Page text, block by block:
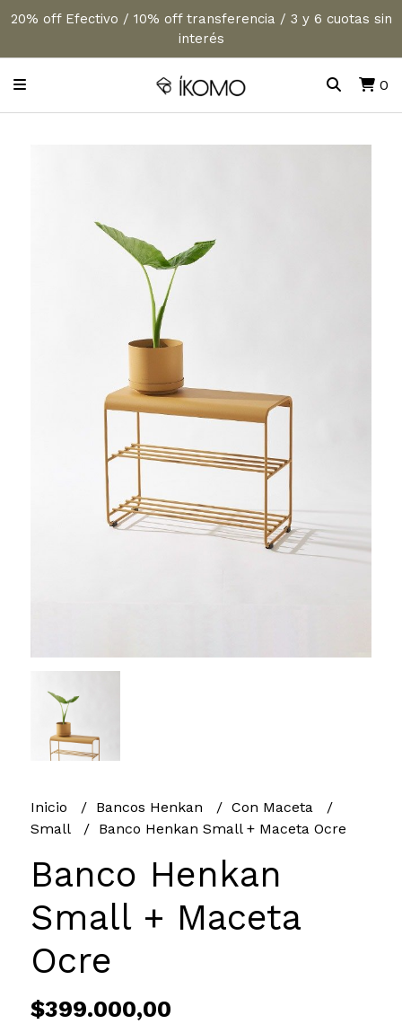
20% off Efectivo / 10% off transferencia / 3 y 6 cuotas sin
interés
0
Inicio Bancos Henkan
Con Maceta
Small
Banco Henkan Small + Maceta Ocre
Banco Henkan
Small + Maceta
Ocre
$399.000,00